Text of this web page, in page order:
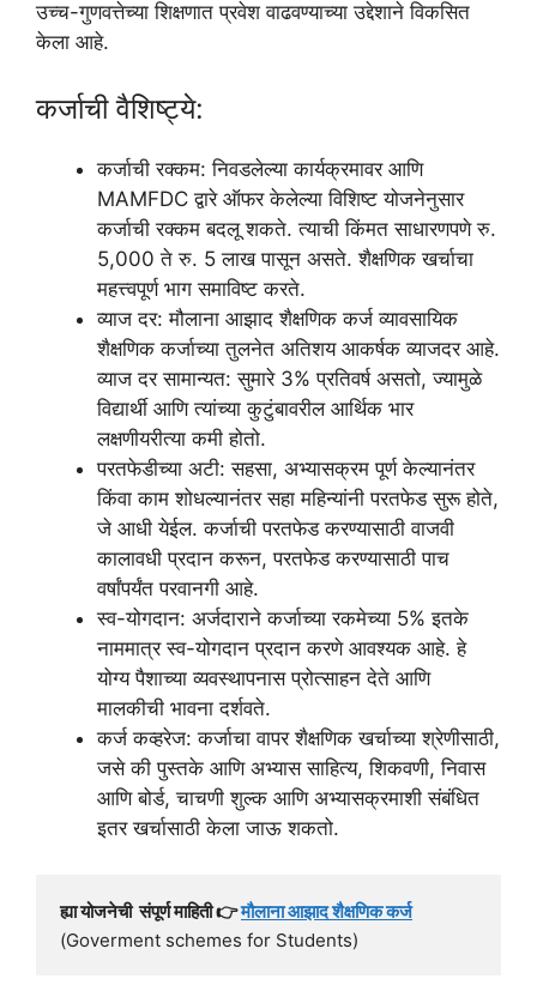
उच्च-गुणवत्तेच्या शिक्षणात प्रवेश वाढवण्याच्या उद्देशाने विकसित
केला आहे.
कर्जाची वैशिष्ट्ये:
कर्जाची रक्कम: निवडलेल्या कार्यक्रमावर आणि
MAMFDC द्वारे ऑफर केलेल्या विशिष्ट योजनेनुसार
कर्जाची रक्कम बदलू शकते. त्याची किंमत साधारणपणे रु.
5,000 ते रु. 5 लाख पासून असते. शैक्षणिक खर्चाचा
महत्त्वपूर्ण भाग समाविष्ट करते.
व्याज दर: मौलाना आझाद शैक्षणिक कर्ज व्यावसायिक
शैक्षणिक कर्जाच्या तुलनेत अतिशय आकर्षक व्याजदर आहे.
व्याज दर सामान्यत: सुमारे 3% प्रतिवर्ष असतो, ज्यामुळे
विद्यार्थी आणि त्यांच्या कुटुंबावरील आर्थिक भार
लक्षणीयरीत्या कमी होतो.
परतफेडीच्या अटी: सहसा, अभ्यासक्रम पूर्ण केल्यानंतर
किंवा काम शोधल्यानंतर सहा महिन्यांनी परतफेड सुरू होते,
जे आधी येईल. कर्जाची परतफेड करण्यासाठी वाजवी
कालावधी प्रदान करून, परतफेड करण्यासाठी पाच
वर्षांपर्यंत परवानगी आहे.
स्व-योगदान: अर्जदाराने कर्जाच्या रकमेच्या 5% इतके
नाममात्र स्व-योगदान प्रदान करणे आवश्यक आहे. हे
योग्य पैशाच्या व्यवस्थापनास प्रोत्साहन देते आणि
मालकीची भावना दर्शवते.
कर्ज कव्हरेज: कर्जाचा वापर शैक्षणिक खर्चाच्या श्रेणीसाठी,
जसे की पुस्तके आणि अभ्यास साहित्य, शिकवणी, निवास
आणि बोर्ड, चाचणी शुल्क आणि अभ्यासक्रमाशी संबंधित
इतर खर्चासाठी केला जाऊ शकतो.
ह्या योजनेची  संपूर्ण माहिती 👉 मौलाना आझाद शैक्षणिक कर्ज
(Goverment schemes for Students)